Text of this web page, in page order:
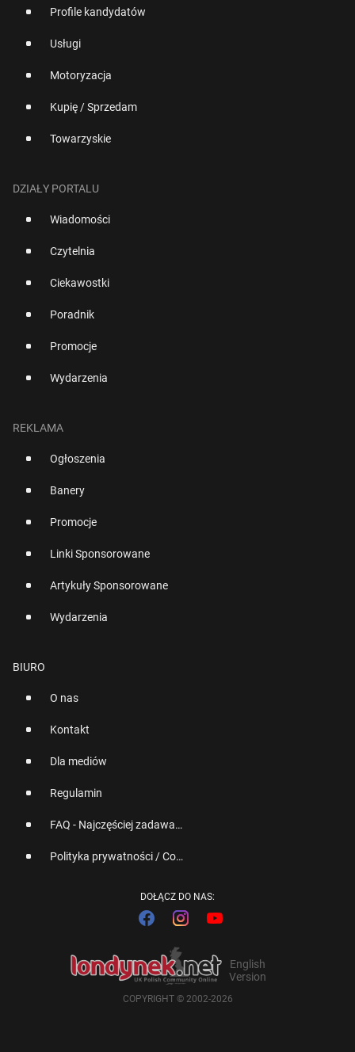
Profile kandydatów
Usługi
Motoryzacja
Kupię / Sprzedam
Towarzyskie
DZIAŁY PORTALU
Wiadomości
Czytelnia
Ciekawostki
Poradnik
Promocje
Wydarzenia
REKLAMA
Ogłoszenia
Banery
Promocje
Linki Sponsorowane
Artykuły Sponsorowane
Wydarzenia
BIURO
O nas
Kontakt
Dla mediów
Regulamin
FAQ - Najczęściej zadawane pytania
Polityka prywatności / Cookies
DOŁĄCZ DO NAS:
English
Version
COPYRIGHT © 2002-2026